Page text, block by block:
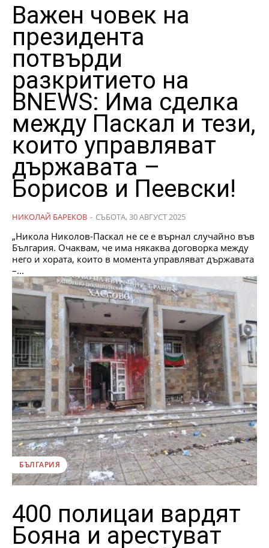
Важен човек на
президента
потвърди
разкритието на
BNEWS: Има сделка
между Паскал и тези,
които управляват
държавата –
Борисов и Пеевски!
НИКОЛАЙ БАРЕКОВ - СЪБОТА, 30 АВГУСТ 2025
„Никола Николов-Паскал не се е върнал случайно във
България. Очаквам, че има някаква договорка между
него и хората, които в момента управляват държавата
–...
БЪЛГАРИЯ
400 полицаи вардят
Бояна и арестуват